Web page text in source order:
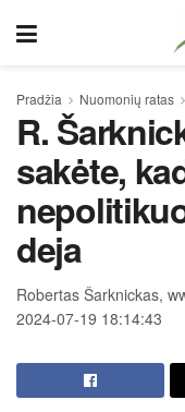
Pradžia Nuomonių ratas
R.
sakėte,
deja
Robertas Šarknickas,
2024-07-19 18:14:43